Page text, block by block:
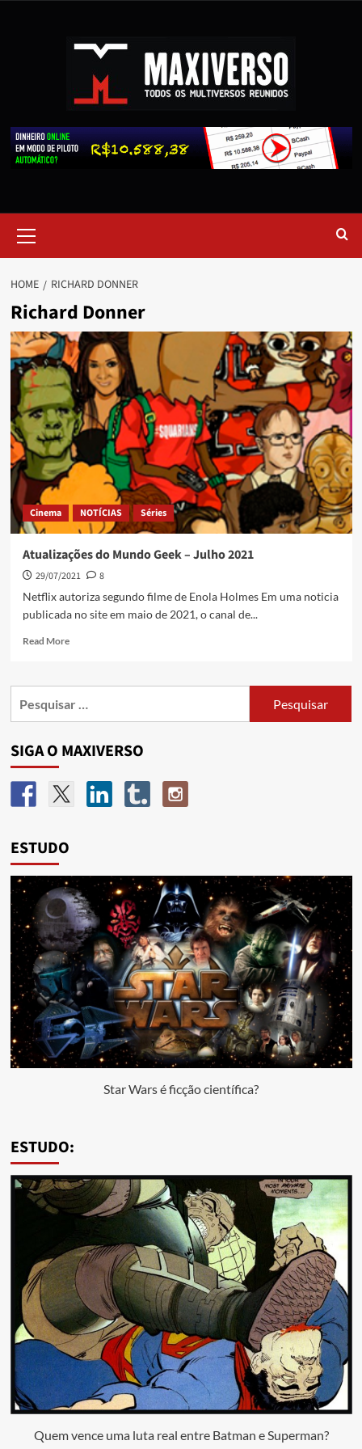
HOME RICHARD DONNER
Richard Donner
Cinema NOTÍCIAS Séries
Atualizações do Mundo Geek – Julho 2021
29/07/2021
8
Netflix autoriza segundo filme de Enola Holmes Em uma noticia
publicada no site em maio de 2021, o canal de...
Read More
SIGA O MAXIVERSO
ESTUDO
Star Wars é ficção científica?
ESTUDO:
Quem vence uma luta real entre Batman e Superman?